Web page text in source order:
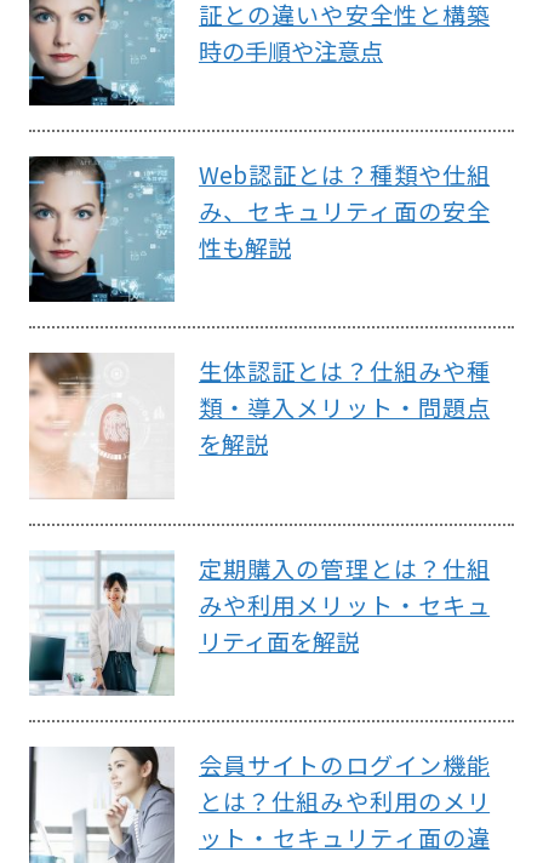
証との違いや安全性と構築
時の手順や注意点
Web認証とは？種類や仕組
み、セキュリティ面の安全
性も解説
生体認証とは？仕組みや種
類・導入メリット・問題点
を解説
定期購入の管理とは？仕組
みや利用メリット・セキュ
リティ面を解説
会員サイトのログイン機能
とは？仕組みや利用のメリ
ット・セキュリティ面の違